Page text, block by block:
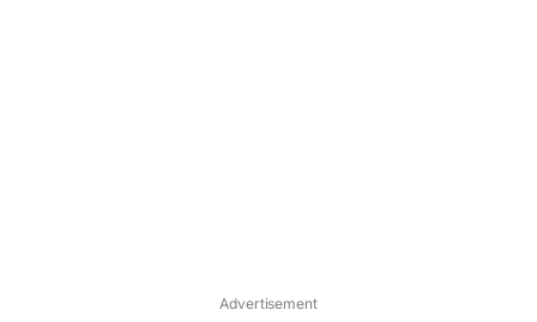
Advertisement